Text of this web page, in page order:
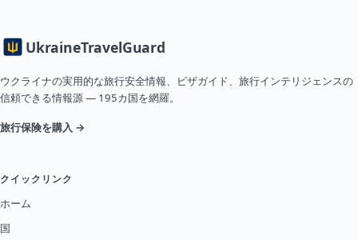
UkraineTravelGuard
ウクライナの実用的な旅行安全情報、ビザガイド、旅行インテリジェンスの
信頼できる情報源 — 195カ国を網羅。
旅行保険を購入 →
クイックリンク
ホーム
国